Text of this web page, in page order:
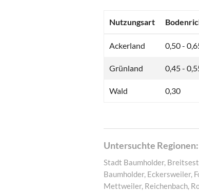
Nutzungsart
Ackerland 0,50 -
Grünland 0,45 -
Wald 0,30
Untersuchte Regionen:
Stadt Baumholder,
Baumholder, Eckersweiler,
Mettweiler, Reichenbach,